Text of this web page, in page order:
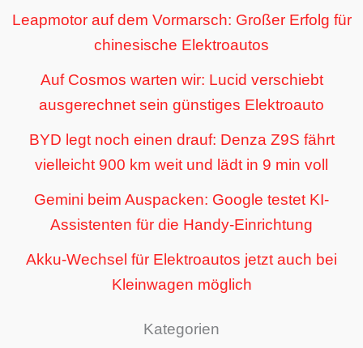
Leapmotor auf dem Vormarsch: Großer Erfolg für
chinesische Elektroautos
Auf Cosmos warten wir: Lucid verschiebt
ausgerechnet sein günstiges Elektroauto
BYD legt noch einen drauf: Denza Z9S fährt
vielleicht 900 km weit und lädt in 9 min voll
Gemini beim Auspacken: Google testet KI-
Assistenten für die Handy-Einrichtung
Akku-Wechsel für Elektroautos jetzt auch bei
Kleinwagen möglich
Kategorien